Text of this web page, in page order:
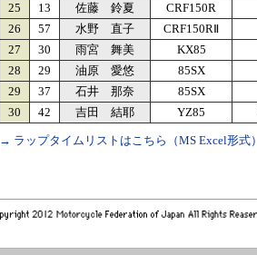
25
13 佐藤 鈴夏 CRF150R
26
57 水野 直子 CRF150RⅡ
27
30 雨宮 舞美 KX85
28
29 油原 愛悠 85SX
29
37 石井 那奈 85SX
30
42 吉田 結耶 YZ85
→ ラップタイムリストはこちら（MS Excel形式）